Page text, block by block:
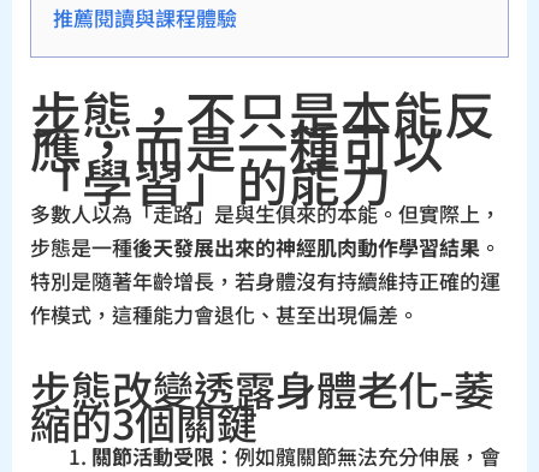
推薦閱讀與課程體驗
步態，不只是本能反
應，而是一種可以
「學習」的能力
多數人以為「走路」是與生俱來的本能。但實際上，
步態是一種後天發展出來的神經肌肉動作學習結果 。
特別是隨著年齡增長，若身體沒有持續維持正確的運
作模式，這種能力會退化、甚至出現偏差。
步態改變透露身體老化-萎
縮的3個關鍵
關節活動受限 ：例如髖關節無法充分伸展，會